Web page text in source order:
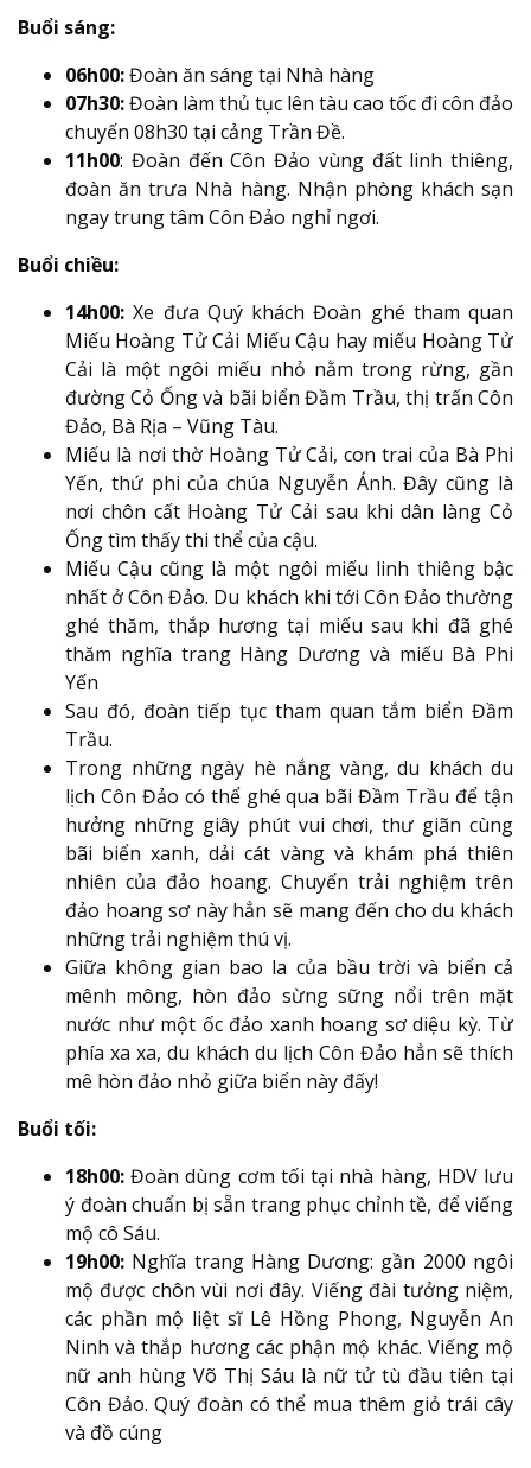
Buổi sáng:
06h00:Đoàn ăn sáng tại Nhà hàng
07h30:Đoàn làm thủ tục lên tàu cao tốc đi côn đảo
chuyến 08h30 tại cảng Trần Đề.
11h00: Đoàn đến Côn Đảo vùng đất linh thiêng,
đoàn ăn trưa Nhà hàng. Nhận phòng khách sạn
ngay trung tâm Côn Đảo nghỉ ngơi.
Buổi chiều:
14h00: Xe đưa Quý khách Đoàn ghé tham quan
Miếu Hoàng Tử Cải Miếu Cậu hay miếu Hoàng Tử
Cải là một ngôi miếu nhỏ nằm trong rừng, gần
đường Cỏ Ống và bãi biển Đầm Trầu, thị trấn Côn
Đảo, Bà Rịa – Vũng Tàu.
Miếu là nơi thờ Hoàng Tử Cải, con trai của Bà Phi
Yến, thứ phi của chúa Nguyễn Ánh. Đây cũng là
nơi chôn cất Hoàng Tử Cải sau khi dân làng Cỏ
Ống tìm thấy thi thể của cậu.
Miếu Cậu cũng là một ngôi miếu linh thiêng bậc
nhất ở Côn Đảo. Du khách khi tới Côn Đảo thường
ghé thăm, thắp hương tại miếu sau khi đã ghé
thăm nghĩa trang Hàng Dương và miếu Bà Phi
Yến
Sau đó, đoàn tiếp tục tham quan tắm biển Đầm
Trầu.
Trong những ngày hè nắng vàng, du khách du
lịch Côn Đảo có thể ghé qua bãi Đầm Trầu để tận
hưởng những giây phút vui chơi, thư giãn cùng
bãi biển xanh, dải cát vàng và khám phá thiên
nhiên của đảo hoang. Chuyến trải nghiệm trên
đảo hoang sơ này hẳn sẽ mang đến cho du khách
những trải nghiệm thú vị.
Giữa không gian bao la của bầu trời và biển cả
mênh mông, hòn đảo sừng sững nổi trên mặt
nước như một ốc đảo xanh hoang sơ diệu kỳ. Từ
phía xa xa, du khách du lịch Côn Đảo hẳn sẽ thích
mê hòn đảo nhỏ giữa biển này đấy!
Buổi tối:
18h00: Đoàn dùng cơm tối tại nhà hàng, HDV lưu
ý đoàn chuẩn bị sẵn trang phục chỉnh tề, để viếng
mộ cô Sáu.
19h00: Nghĩa trang Hàng Dương: gần 2000 ngôi
mộ được chôn vùi nơi đây. Viếng đài tưởng niệm,
các phần mộ liệt sĩ Lê Hồng Phong, Nguyễn An
Ninh và thắp hương các phận mộ khác. Viếng mộ
nữ anh hùng Võ Thị Sáu là nữ tử tù đầu tiên tại
Côn Đảo. Quý đoàn có thể mua thêm giỏ trái cây
và đồ cúng